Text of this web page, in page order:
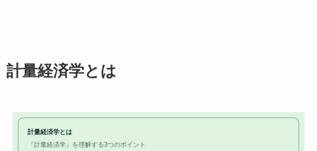
計量経済学とは
計量経済学とは
『計量経済学』を理解する3つのポイント